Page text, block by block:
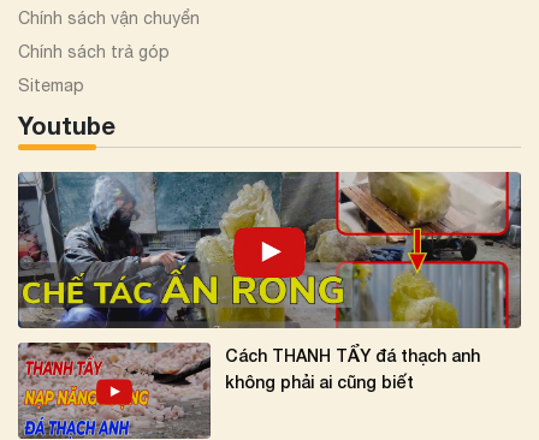
Chính sách vận chuyển
Chính sách trả góp
Sitemap
Youtube
Cách THANH TẨY đá thạch anh
không phải ai cũng biết